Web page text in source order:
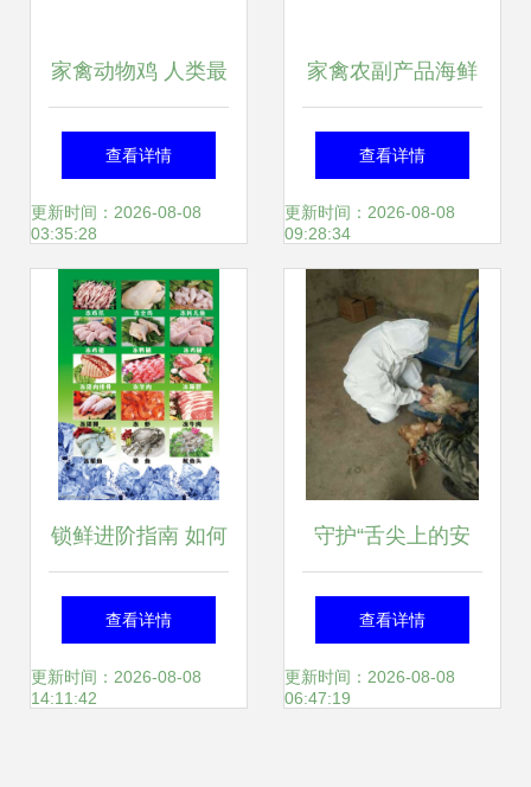
家禽动物鸡 人类最
亲密的羽毛伙伴
查看详情
更新时间：2026-08-08
03:35:28
家禽农副产品海鲜
食品门头海报设计
灵感
查看详情
更新时间：2026-08-08
09:28:34
锁鲜进阶指南 如何
凭“食”力挑选
胜“鸡”在握的解冻
查看详情
更新时间：2026-08-08
14:11:42
守护“舌尖上的安
全” 攸县谭桥动物
防疫站强化节假日
查看详情
更新时间：2026-08-08
06:47:19